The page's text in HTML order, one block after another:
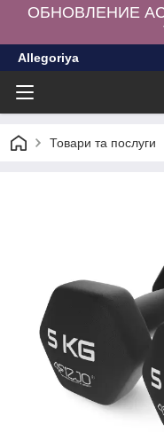
ОБНОВЛЕНИЕ
Allegoriya
Товари та послуги